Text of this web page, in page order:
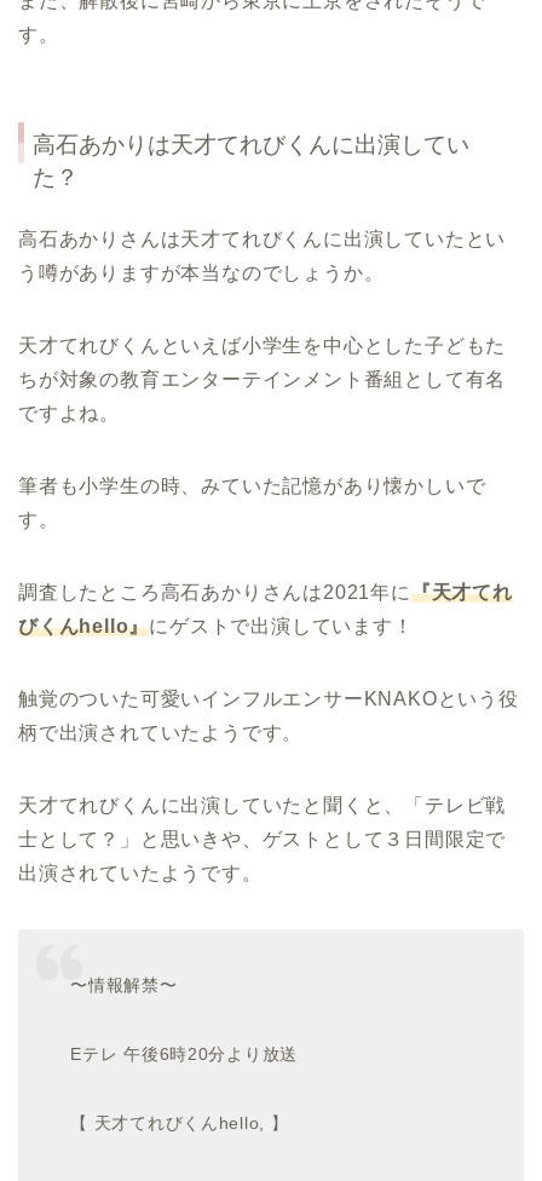
す。
高石あかりは天才てれびくんに出演してい
た？
高石あかりさんは天才てれびくんに出演していたとい
う噂がありますが本当なのでしょうか。
天才てれびくんといえば小学生を中心とした子どもた
ちが対象の教育エンターテインメント番組として有名
ですよね。
筆者も小学生の時、みていた記憶があり懐かしいで
す。
調査したところ高石あかりさんは2021年に『天才てれ
びくんhello』にゲストで出演しています！
触覚のついた可愛いインフルエンサーKNAKOという役
柄で出演されていたようです。
天才てれびくんに出演していたと聞くと、「テレビ戦
士として？」と思いきや、ゲストとして３日間限定で
出演されていたようです。
〜情報解禁〜
Eテレ 午後6時20分より放送
【 天才てれびくんhello, 】